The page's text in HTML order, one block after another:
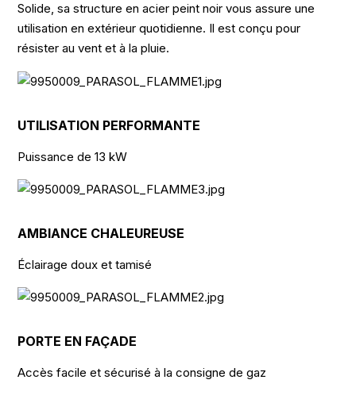
Solide, sa structure en acier peint noir vous assure une
utilisation en extérieur quotidienne. Il est conçu pour
résister au vent et à la pluie.
UTILISATION PERFORMANTE
Puissance de 13 kW
AMBIANCE CHALEUREUSE
Éclairage doux et tamisé
PORTE EN FAÇADE
Accès facile et sécurisé à la consigne de gaz